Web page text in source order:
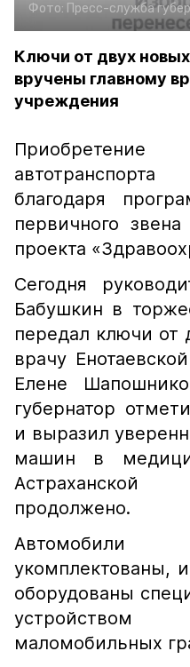
Фото: Пресс-служба
Ключи от двух
вручены главному
учреждения
благодаря
первичного
проекта
Сегодня
Бабушкин в
передал ключи от
врачу
Елене
губернатор
и выразил
машин в
продолжено.
укомплектованы,
оборудованы
маломобильных